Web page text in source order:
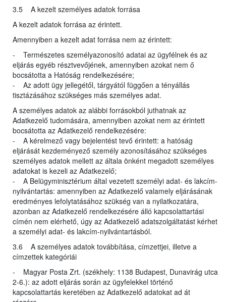
3.5 A kezelt személyes adatok forrása
A kezelt adatok forrása az érintett.
Amennyiben a kezelt adat forrása nem az érintett:
- Természetes személyazonosító adatai az ügyfélnek és az
eljárás egyéb résztvevőjének, amennyiben azokat nem ő
bocsátotta a Hatóság rendelkezésére;
- Az adott ügy jellegétől, tárgyától függően a tényállás
tisztázásához szükséges más személyes adat.
A személyes adatok az alábbi forrásokból juthatnak az
Adatkezelő tudomására, amennyiben azokat nem az érintett
bocsátotta az Adatkezelő rendelkezésére:
- A kérelmező vagy bejelentést tevő érintett: a hatóság
eljárását kezdeményező személy azonosításához szükséges
személyes adatok mellett az általa önként megadott személyes
adatokat is kezeli az Adatkezelő;
- A Belügyminisztérium által vezetett személyi adat- és lakcím-
nyilvántartás: amennyiben az Adatkezelő valamely eljárásának
eredményes lefolytatásához szükség van a nyilatkozatára,
azonban az Adatkezelő rendelkezésére álló kapcsolattartási
címén nem elérhető, úgy az Adatkezelő adatszolgáltatást kérhet
a személyi adat- és lakcím-nyilvántartásból.
3.6 A személyes adatok továbbítása, címzettjei, illetve a
címzettek kategóriái
- Magyar Posta Zrt. (székhely: 1138 Budapest, Dunavirág utca
2-6.): az adott eljárás során az ügyfelekkel történő
kapcsolattartás keretében az Adatkezelő adatokat ad át